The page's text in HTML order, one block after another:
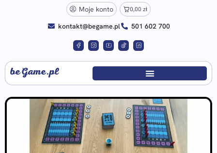
Moje konto 0,00 zł
kontakt@begame.pl 501 602 700
beGame.pl